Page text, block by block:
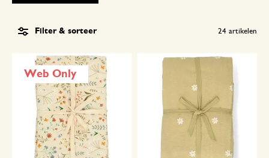
Filter & sorteer 24 artikelen
Web Only